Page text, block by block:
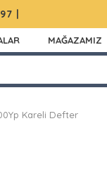
|
MAĞAZAMIZ
Kareli Defter